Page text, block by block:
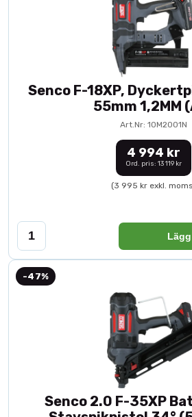
Senco F-18XP,
55mm 1,2MM
Art.Nr: 10M2001N
4 994 kr
Ord. pris: 13 119 kr
(3 995 kr exkl.
-47%
Senco 2.0 F-35XP